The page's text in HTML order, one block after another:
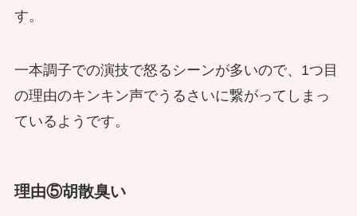
す。
一本調子での演技で怒るシーンが多いので、1つ目
の理由のキンキン声でうるさいに繋がってしまっ
ているようです。
理由⑤胡散臭い